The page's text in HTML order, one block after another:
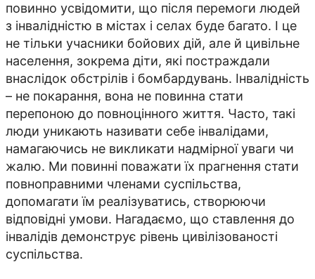
повинно усвідомити, що після перемоги людей
з інвалідністю в містах і селах буде багато. І це
не тільки учасники бойових дій, але й цивільне
населення, зокрема діти, які постраждали
внаслідок обстрілів і бомбардувань. Інвалідність
– не покарання, вона не повинна стати
перепоною до повноцінного життя. Часто, такі
люди уникають називати себе інвалідами,
намагаючись не викликати надмірної уваги чи
жалю. Ми повинні поважати їх прагнення стати
повноправними членами суспільства,
допомагати їм реалізуватись, створюючи
відповідні умови. Нагадаємо, що ставлення до
інвалідів демонструє рівень цивілізованості
суспільства.